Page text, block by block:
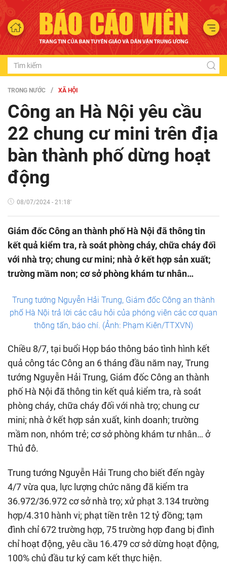
TRONG NƯỚC XÃ HỘI
Công an Hà Nội yêu cầu
22 chung cư mini trên địa
bàn thành phố dừng hoạt
động
08/07/2024 - 21:18'
Giám đốc Công an thành phố Hà Nội đã thông tin
kết quả kiểm tra, rà soát phòng cháy, chữa cháy đối
với nhà trọ; chung cư mini; nhà ở kết hợp sản xuất;
trường mầm non; cơ sở phòng khám tư nhân…
Trung tướng Nguyễn Hải Trung, Giám đốc Công an thành
phố Hà Nội trả lời các câu hỏi của phóng viên các cơ quan
thông tấn, báo chí. (Ảnh: Phạm Kiên/TTXVN)
Chiều 8/7, tại buổi Họp báo thông báo tình hình kết
quả công tác Công an 6 tháng đầu năm nay, Trung
tướng Nguyễn Hải Trung, Giám đốc Công an thành
phố Hà Nội đã thông tin kết quả kiểm tra, rà soát
phòng cháy, chữa cháy đối với nhà trọ; chung cư
mini; nhà ở kết hợp sản xuất, kinh doanh; trường
mầm non, nhóm trẻ; cơ sở phòng khám tư nhân… ở
Thủ đô.
Trung tướng Nguyễn Hải Trung cho biết đến ngày
4/7 vừa qua, lực lượng chức năng đã kiểm tra
36.972/36.972 cơ sở nhà trọ; xử phạt 3.134 trường
hợp/4.310 hành vi; phạt tiền trên 12 tỷ đồng; tạm
đình chỉ 672 trường hợp, 75 trường hợp đang bị đình
chỉ hoạt động, yêu cầu 16.479 cơ sở dừng hoạt động,
100% chủ đầu tư ký cam kết thực hiện.